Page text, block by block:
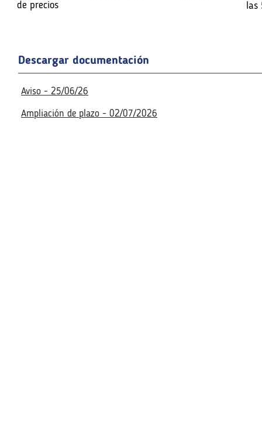
n de precios
las
Fecha de la reunión virtual
Acceso a la reunión
de precios
las
Descargar documentación
Aviso - 25/06/26
Ampliación de plazo - 02/07/2026